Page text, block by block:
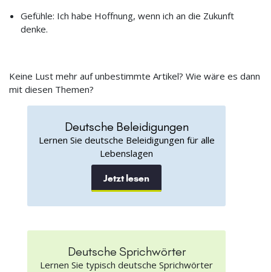
Gefühle: Ich habe Hoffnung, wenn ich an die Zukunft
denke.
Keine Lust mehr auf unbestimmte Artikel? Wie wäre es dann
mit diesen Themen?
Deutsche Beleidigungen
Lernen Sie deutsche Beleidigungen für alle
Lebenslagen
Jetzt lesen
Deutsche Sprichwörter
Lernen Sie typisch deutsche Sprichwörter